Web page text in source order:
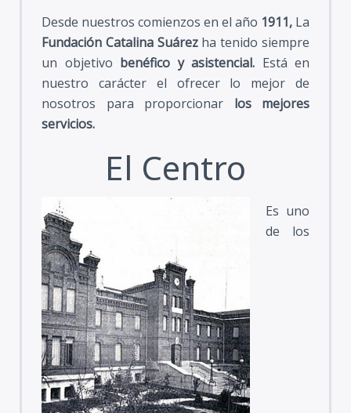
Desde nuestros comienzos en el año 1911, La
Fundación Catalina Suárezha tenido siempre
un objetivo benéfico y asistencial. Está en
nuestro carácter el ofrecer lo mejor de
nosotros para proporcionar los mejores
servicios.
El Centro
Es uno
de los